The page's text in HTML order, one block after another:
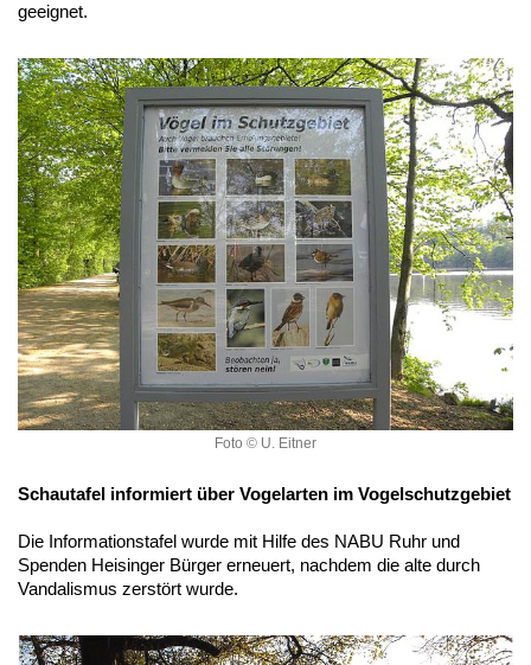
geeignet.
Foto © U. Eitner
Schautafel informiert über Vogelarten im Vogelschutzgebiet
Die Informationstafel wurde mit Hilfe des NABU Ruhr und
Spenden Heisinger Bürger erneuert, nachdem die alte durch
Vandalismus zerstört wurde.